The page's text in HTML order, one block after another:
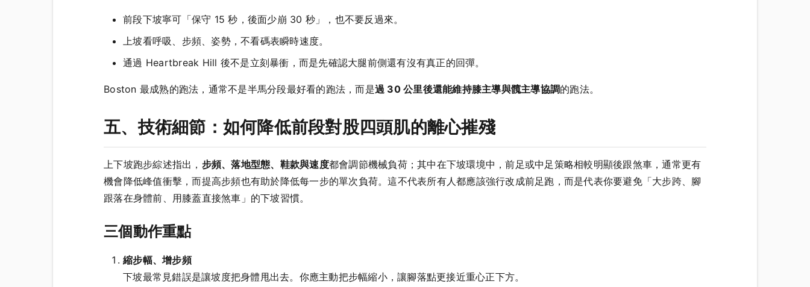
前段下坡寧可「保守 15 秒，後面少崩 30 秒」，也不要反過來。
上坡看呼吸、步頻、姿勢，不看碼表瞬時速度。
通過 Heartbreak Hill 後不是立刻暴衝，而是先確認大腿前側還有沒有真正的回彈。
Boston 最成熟的跑法，通常不是半馬分段最好看的跑法，而是過 30 公里後還能維持膝主導與髖主導協調的跑法。
五、技術細節：如何降低前段對股四頭肌的離心摧殘
上下坡跑步綜述指出， 步頻、落地型態、鞋款與速度都會調節機械負荷；其中在下坡環境中，前足或中足策略相較明顯後跟煞車，通常更有
機會降低峰值衝擊，而提高步頻也有助於降低每一步的單次負荷。這不代表所有人都應該強行改成前足跑，而是代表你要避免「大步跨、腳
跟落在身體前、用膝蓋直接煞車」的下坡習慣。
三個動作重點
縮步幅、增步頻
下坡最常見錯誤是讓坡度把身體甩出去。你應主動把步幅縮小，讓腳落點更接近重心正下方。